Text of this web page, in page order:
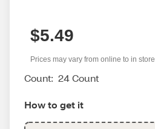
$5.49
Prices may vary from online to in store
Count: 24 Count
How to get it